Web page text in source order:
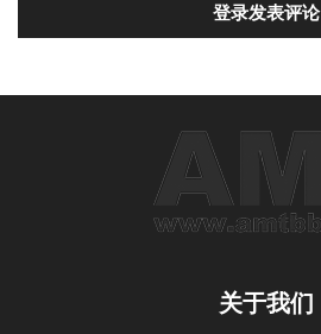
登录发表评论
关于我们